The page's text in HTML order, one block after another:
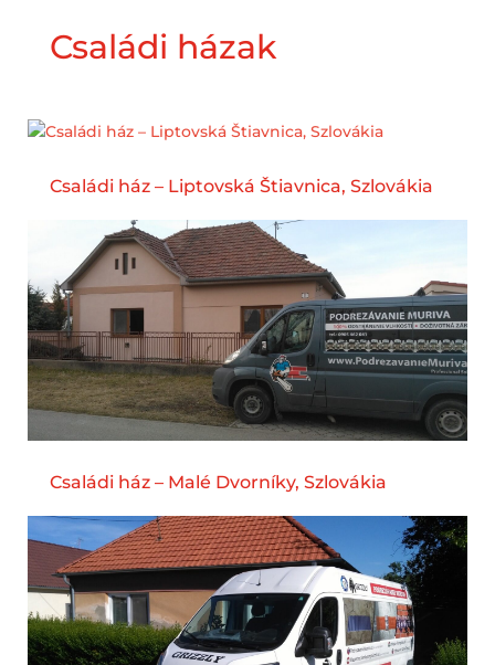
Családi házak
Családi ház – Liptovská Štiavnica, Szlovákia
Családi ház – Malé Dvorníky, Szlovákia